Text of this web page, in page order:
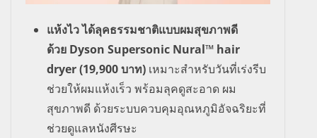
แห้งไว ได้ลุคธรรมชาติแบบผมสุขภาพดี
ด้วย Dyson Supersonic Nural™ hair
dryer (19,900 บาท) เหมาะสำหรับวันที่เร่งรีบ
ช่วยให้ผมแห้งเร็ว พร้อมลุคดูสะอาด ผม
สุขภาพดี ด้วยระบบควบคุมอุณหภูมิอัจฉริยะที่
ช่วยดูแลหนังศีรษะ